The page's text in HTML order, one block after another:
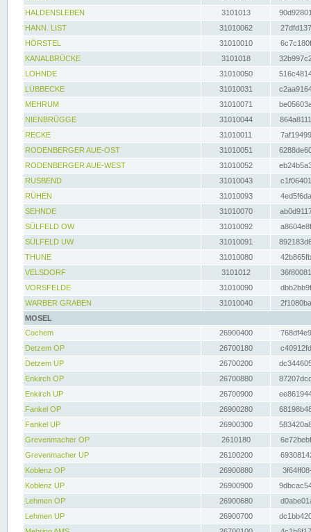
HALDENSLEBEN
3101013
HANN. LIST
31010062
HÖRSTEL
31010010
KANALBRÜCKE
3101018
LOHNDE
31010050
LÜBBECKE
31010031
MEHRUM
31010071
NIENBRÜGGE
31010044
RECKE
31010011
RODENBERGER AUE-OST
31010051
RODENBERGER AUE-WEST
31010052
RUSBEND
31010043
RÜHEN
31010093
SEHNDE
31010070
SÜLFELD OW
31010092
SÜLFELD UW
31010091
THUNE
31010080
VELSDORF
3101012
VORSFELDE
31010090
WARBER GRABEN
31010040
MOSEL
Cochem
26900400
Detzem OP
26700180
Detzem UP
26700200
Enkirch OP
26700880
Enkirch UP
26700900
Fankel OP
26900280
Fankel UP
26900300
Grevenmacher OP
2610180
Grevenmacher UP
26100200
Koblenz OP
26900880
Koblenz UP
26900900
Lehmen OP
26900680
Lehmen UP
26900700